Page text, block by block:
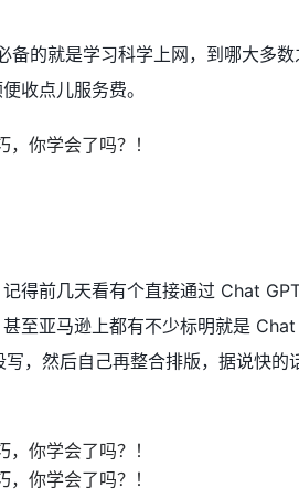
的就是学习科学上网，到哪大多数
收点儿服务费。
得前几天看有个直接通过 Chat GPT
至亚马逊上都有不少标明就是
，然后自己再整合排版，据说快的